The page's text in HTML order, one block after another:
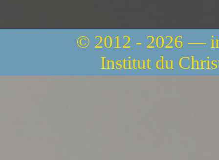
© 2012 - 2026 —
Institut du